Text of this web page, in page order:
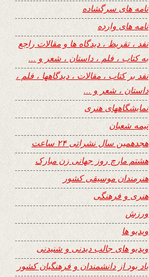
نامه های سرگشاده
نامه های وارده
نفد ، تقریظ ، دیدگاه ها و مقالات راجع
به کتاب ، فلم ، داستان ، شعر و …
نفد بر کتاب ، مقالات ، دیدگاهها ، فلم ،
داستان ، شعر و …
نمایشگاههای هنری
نیمه شعبان
هجدهمین سال نشراتی ۲۴ ساعت
هشتم مارچ روز جهانی زن مبارک
هنرمندان موسیقی کشور
هنری و فرهنگی
ورزش
ویدیو ها
ویدیو های جالب دیدنی و شنیدنی
یاد بود از دانشمندان و فرهنگیان کشور